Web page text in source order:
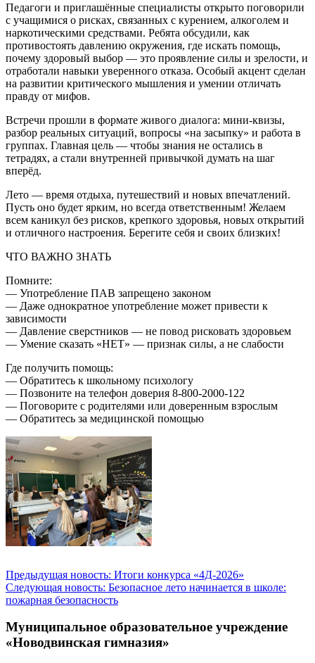
Педагоги и приглашённые специалисты открыто поговорили
с учащимися о рисках, связанных с курением, алкоголем и
наркотическими средствами. Ребята обсудили, как
противостоять давлению окружения, где искать помощь,
почему здоровый выбор — это проявление силы и зрелости, и
отработали навыки уверенного отказа. Особый акцент сделан
на развитии критического мышления и умении отличать
правду от мифов.
Встречи прошли в формате живого диалога: мини-квизы,
разбор реальных ситуаций, вопросы «на засыпку» и работа в
группах. Главная цель — чтобы знания не остались в
тетрадях, а стали внутренней привычкой думать на шаг
вперёд.
Лето — время отдыха, путешествий и новых впечатлений.
Пусть оно будет ярким, но всегда ответственным! Желаем
всем каникул без рисков, крепкого здоровья, новых открытий
и отличного настроения. Берегите себя и своих близких!
ЧТО ВАЖНО ЗНАТЬ
Помните:
— Употребление ПАВ запрещено законом
— Даже однократное употребление может привести к
зависимости
— Давление сверстников — не повод рисковать здоровьем
— Умение сказать «НЕТ» — признак силы, а не слабости
Где получить помощь:
— Обратитесь к школьному психологу
— Позвоните на телефон доверия 8-800-2000-122
— Поговорите с родителями или доверенным взрослым
— Обратитесь за медицинской помощью
Предыдущая новость: Итоги конкурса «4Д-2026»
Следующая новость: Безопасное лето начинается в школе:
пожарная безопасность
Муниципальное образовательное учреждение
«Новодвинская гимназия»